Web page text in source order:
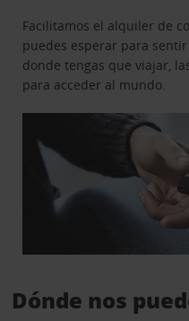
Facilitamos el alquiler de
puedes esperar para
donde tengas que viajar,
para acceder al mundo.
Dónde nos